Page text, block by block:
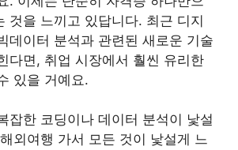
것을 느끼고 있답니다. 최근 디지
데이터 분석과 관련된 새로운 기술
다면, 취업 시장에서 훨씬 유리한
있을 거예요.
잡한 코딩이나 데이터 분석이 낯설
외여행 가서 모든 것이 낯설게 느